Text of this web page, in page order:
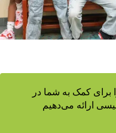
برای کمک به شما در
ارائه می‌دهیم